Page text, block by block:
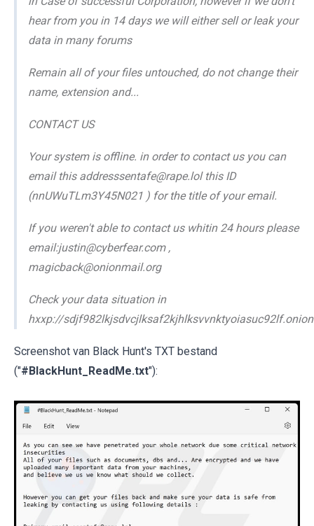
hear from you in 14 days we will either sell or leak your
data in many forums
Remain all of your files untouched, do not change their
name, extension and...
CONTACT US
Your system is offline. in order to contact us you can
email this addresssentafe@rape.lol this ID
(nnUWuTLm3Y45N021 ) for the title of your email.
If you weren't able to contact us whitin 24 hours please
email:justin@cyberfear.com ,
magicback@onionmail.org
Check your data situation in
hxxp://sdjf982lkjsdvcjlksaf2kjhlksvvnktyoiasuc92lf.onion
Screenshot van Black Hunt's TXT bestand
("#BlackHunt_ReadMe.txt"):